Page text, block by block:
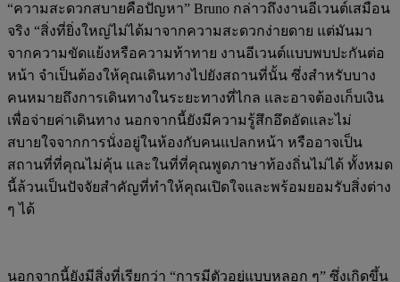
“ความสะดวกสบายคือปัญหา” Bruno กล่าวถึงงานอีเวนต์เสมือน
จริง “สิ่งที่ยิ่งใหญ่ไม่ได้มาจากความสะดวกง่ายดาย แต่มันมา
จากความขัดแย้งหรือความท้าทาย งานอีเวนต์แบบพบปะกันต่อ
หน้า จำเป็นต้องให้คุณเดินทางไปยังสถานที่นั้น ซึ่งสำหรับบาง
คนหมายถึงการเดินทางในระยะทางที่ไกล และอาจต้องเก็บเงิน
เพื่อจ่ายค่าเดินทาง นอกจากนี้ยังมีความรู้สึกอึดอัดและไม่
สบายใจจากการนั่งอยู่ในห้องกับคนแปลกหน้า หรืออาจเป็น
สถานที่ที่คุณไม่คุ้น และในที่ที่คุณพูดภาษาท้องถิ่นไม่ได้ ทั้งหมด
นี้ล้วนเป็นปัจจัยสำคัญที่ทำให้คุณเปิดใจและพร้อมยอมรับสิ่งต่าง
ๆ ได้
นอกจากนี้ยังมีสิ่งที่เรียกว่า “การมีตัวอยู่แบบหลอก ๆ” ซึ่งเกิดขึ้น